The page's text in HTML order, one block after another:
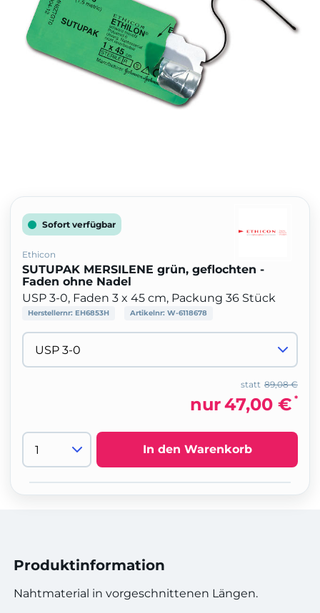
Sofort verfügbar
Ethicon
SUTUPAK MERSILENE grün, geflochten -
Faden ohne Nadel
USP 3-0, Faden 3 x 45 cm, Packung 36 Stück
Herstellernr: EH6853H Artikelnr: W-6118678
89,08 €
statt
nur47,00 € *
In den Warenkorb
Produktinformation
Nahtmaterial in vorgeschnittenen Längen.